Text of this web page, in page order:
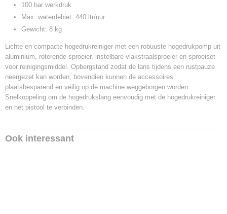
100 bar werkdruk
Max. waterdebiet: 440 ltr/uur
Gewicht: 8 kg
Lichte en compacte hogedrukreiniger met een robuuste hogedrukpomp uit
aluminium, roterende sproeier, instelbare vlakstraalsproeier en sproeiset
voor reinigingsmiddel. Opbergstand zodat de lans tijdens een rustpauze
neergezet kan worden, bovendien kunnen de accessoires
plaatsbesparend en veilig op de machine weggeborgen worden.
Snelkoppeling om de hogedrukslang eenvoudig met de hogedrukreiniger
en het pistool te verbinden.
Ook interessant